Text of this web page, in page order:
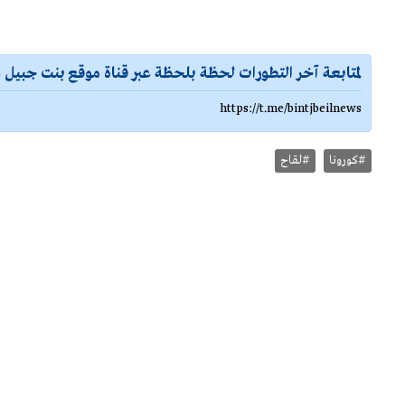
لمتابعة آخر التطورات لحظة بلحظة عبر قناة موقع بنت جبيل
https://t.me/bintjbeilnews
#كورونا #لقاح